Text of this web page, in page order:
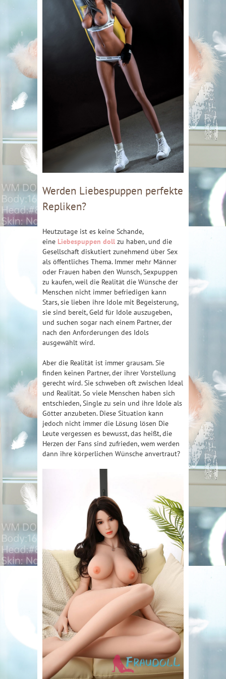
Werden Liebespuppen perfekte
Repliken?
Heutzutage ist es keine Schande,
eine Liebespuppen doll zu haben, und die
Gesellschaft diskutiert zunehmend über Sex
als öffentliches Thema. Immer mehr Männer
oder Frauen haben den Wunsch, Sexpuppen
zu kaufen, weil die Realität die Wünsche der
Menschen nicht immer befriedigen kann
Stars, sie lieben ihre Idole mit Begeisterung,
sie sind bereit, Geld für Idole auszugeben,
und suchen sogar nach einem Partner, der
nach den Anforderungen des Idols
ausgewählt wird.
Aber die Realität ist immer grausam. Sie
finden keinen Partner, der ihrer Vorstellung
gerecht wird. Sie schweben oft zwischen Ideal
und Realität. So viele Menschen haben sich
entschieden, Single zu sein und ihre Idole als
Götter anzubeten. Diese Situation kann
jedoch nicht immer die Lösung lösen Die
Leute vergessen es bewusst, das heißt, die
Herzen der Fans sind zufrieden, wem werden
dann ihre körperlichen Wünsche anvertraut?